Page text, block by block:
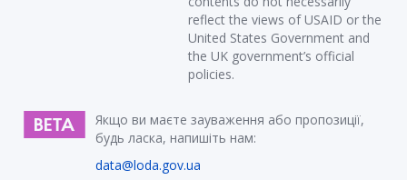
reflect the views of USAID or the
United States Government and
the UK government’s official
policies.
Якщо ви маєте зауваження або пропозиції,
будь ласка, напишіть нам:
data@loda.gov.ua